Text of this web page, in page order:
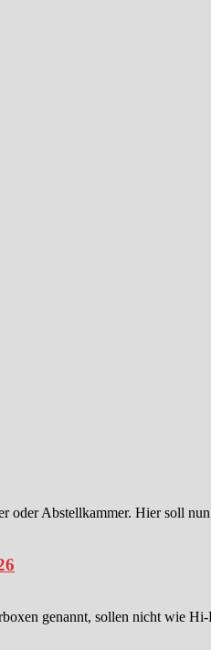
Abstellkammer. Hier soll
genannt, sollen nicht wie